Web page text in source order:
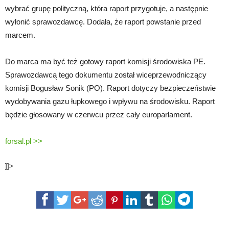
wybrać grupę polityczną, która raport przygotuje, a następnie
wyłonić sprawozdawcę. Dodała, że raport powstanie przed
marcem.
Do marca ma być też gotowy raport komisji środowiska PE.
Sprawozdawcą tego dokumentu został wiceprzewodniczący
komisji Bogusław Sonik (PO). Raport dotyczy bezpieczeństwie
wydobywania gazu łupkowego i wpływu na środowisku. Raport
będzie głosowany w czerwcu przez cały europarlament.
forsal.pl >>
]]>